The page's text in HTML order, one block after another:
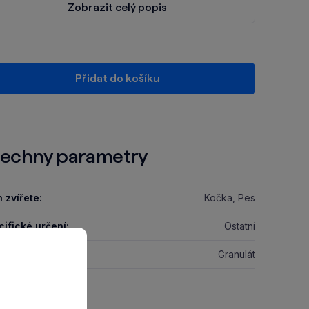
Zobrazit celý popis
Přidat do košíku
parametry
zvířete: Kočka, Pes
určení: Ostatní
Granulát